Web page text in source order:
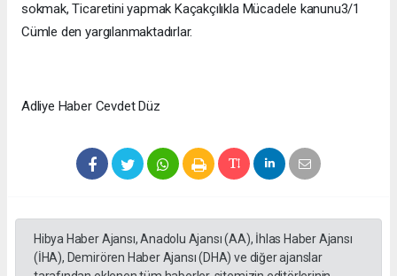
sokmak, Ticaretini yapmak Kaçakçılıkla Mücadele kanunu3/1
Cümle den yargılanmaktadırlar.
Adliye Haber Cevdet Düz
Hibya Haber Ajansı, Anadolu Ajansı (AA), İhlas Haber Ajansı
(İHA), Demirören Haber Ajansı (DHA) ve diğer ajanslar